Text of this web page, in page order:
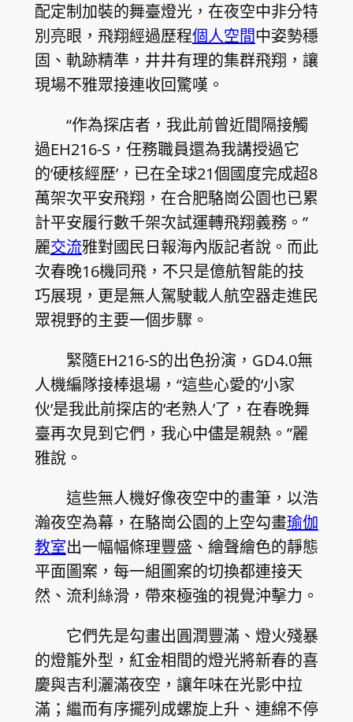
配定制加裝的舞臺燈光，在夜空中非分特
別亮眼，飛翔經過歷程個人空間中姿勢穩
固、軌跡精準，井井有理的集群飛翔，讓
現場不雅眾接連收回驚嘆。
“作為探店者，我此前曾近間隔接觸
過EH216-S，任務職員還為我講授過它
的‘硬核經歷’，已在全球21個國度完成超8
萬架次平安飛翔，在合肥駱崗公園也已累
計平安履行數千架次試運轉飛翔義務。”
麗交流雅對國民日報海內版記者說。而此
次春晚16機同飛，不只是億航智能的技
巧展現，更是無人駕駛載人航空器走進民
眾視野的主要一個步驟。
緊隨EH216-S的出色扮演，GD4.0無
人機編隊接棒退場，“這些心愛的‘小家
伙’是我此前探店的‘老熟人’了，在春晚舞
臺再次見到它們，我心中儘是親熱。”麗
雅說。
這些無人機好像夜空中的畫筆，以浩
瀚夜空為幕，在駱崗公園的上空勾畫瑜伽
教室出一幅幅條理豐盛、繪聲繪色的靜態
平面圖案，每一組圖案的切換都連接天
然、流利絲滑，帶來極強的視覺沖擊力。
它們先是勾畫出圓潤豐滿、燈火殘暴
的燈籠外型，紅金相間的燈光將新春的喜
慶與吉利灑滿夜空，讓年味在光影中拉
滿；繼而有序擺列成螺旋上升、連綿不停